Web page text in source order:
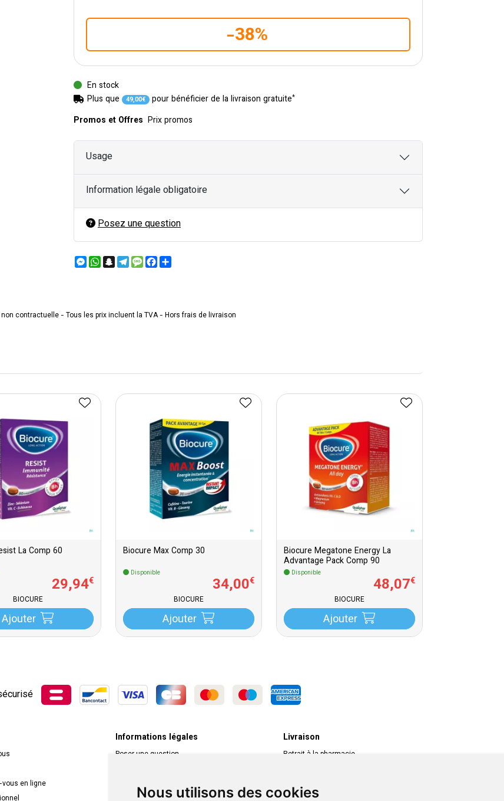
Nous utilisons des cookies
-38%
En stock
Plus que
49,00€ pour bénéficier de la livraison gratuite*
Promos et Offres Prix promos
Usage
Information légale obligatoire
Posez une question
Messenger
WhatsApp
Snapchat
Telegram
MessageFacebook
contractuelle - Tous les prix incluent la TVA - Hors frais de livraison
La Comp 60
29,94€
BIOCURE
Ajouter
Biocure Max Comp 30
Disponible
34,00€
BIOCURE
Ajouter
Biocure Megatone Energy La
Advantage Pack Comp 90
Disponible
48,07€
BIOCURE
Ajouter
en ligne
Informations légales
Poser une question
Livraison
Retrait à la pharmacie
Livraison dans un Point Relais